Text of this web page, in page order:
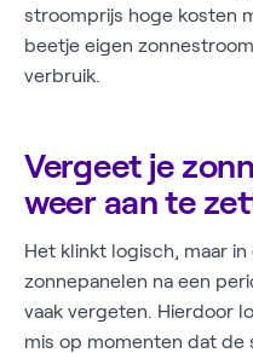
stroomprijs hoge kosten
beetje eigen
verbruik.
Vergeet je
weer aan te
Het klinkt logisch, maar
zonnepanelen na een
vaak vergeten. Hierdoor
mis op momenten dat de